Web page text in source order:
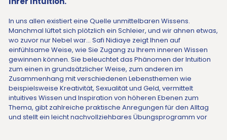
In uns allen existiert eine Quelle unmittelbaren Wissens.
Manchmal lüftet sich plötzlich ein Schleier, und wir ahnen etwas,
wo zuvor nur Nebel war… Safi Nidiaye zeigt Ihnen auf
einfühlsame Weise, wie Sie Zugang zu Ihrem inneren Wissen
gewinnen können. Sie beleuchtet das Phänomen der Intuition
zum einen in grundsätzlicher Weise, zum anderen im
Zusammenhang mit verschiedenen Lebensthemen wie
beispielsweise Kreativität, Sexualität und Geld, vermittelt
intuitives Wissen und Inspiration von höheren Ebenen zum
Thema, gibt zahlreiche praktische Anregungen für den Alltag
und stellt ein leicht nachvollziehbares Übungsprogramm vor